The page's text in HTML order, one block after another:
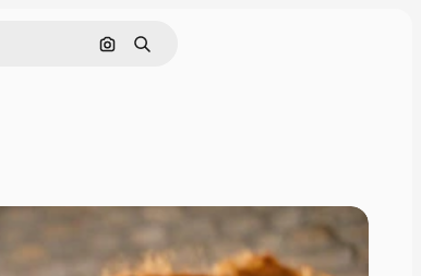
Nach Bild suchen
Suchen